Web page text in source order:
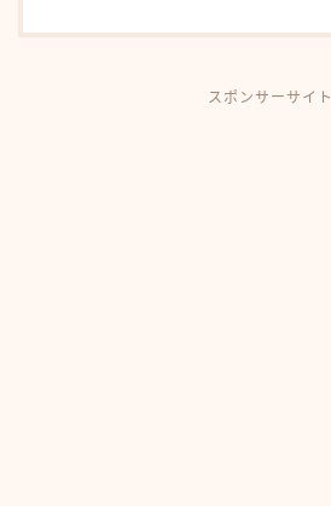
スポンサーサイト